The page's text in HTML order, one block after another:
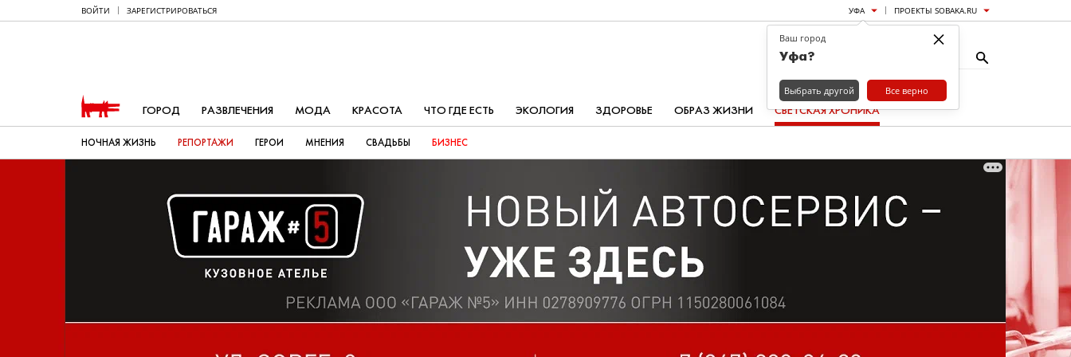
ВОЙТИ ЗАРЕГИСТРИРОВАТЬСЯ УФА ПРОЕКТЫ SOBAKA.RU
ГОРОД РАЗВЛЕЧЕНИЯ МОДА КРАСОТА ЧТО ГДЕ ЕСТЬ ЭКОЛОГИЯ ЗДОРОВЬЕ ОБРАЗ ЖИЗНИ СВЕТСКАЯ ХРОНИКА
НОЧНАЯ ЖИЗНЬ РЕПОРТАЖИ ГЕРОИ МНЕНИЯ СВАДЬБЫ БИЗНЕС
×
Ваш город
Уфа?
Выбрать другой Все верно